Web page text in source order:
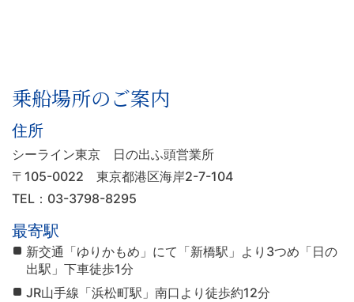
乗船場所のご案内
住所
シーライン東京 日の出ふ頭営業所
〒105-0022 東京都港区海岸2-7-104
TEL：03-3798-8295
最寄駅
新交通「ゆりかもめ」にて「新橋駅」より3つめ「日の
出駅」下車徒歩1分
JR山手線「浜松町駅」南口より徒歩約12分